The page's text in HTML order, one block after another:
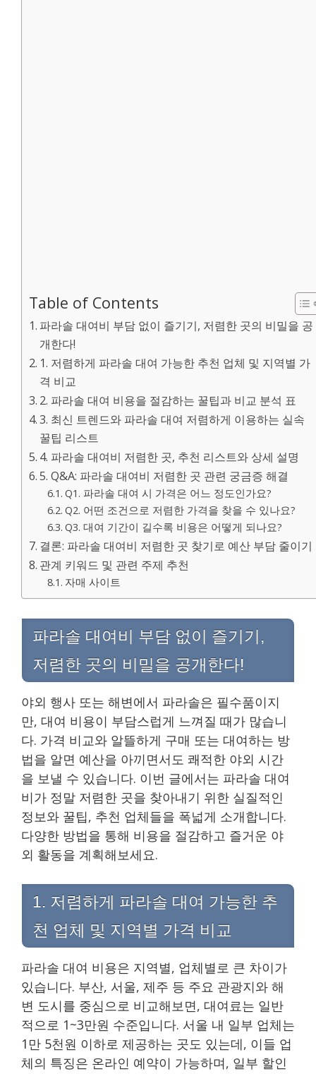
Table of Contents
파라솔 대여비 부담 없이 즐기기, 저렴한 곳의 비밀을 공
개한다!
1. 저렴하게 파라솔 대여 가능한 추천 업체 및 지역별 가
격 비교
2. 파라솔 대여 비용을 절감하는 꿀팁과 비교 분석 표
3. 최신 트렌드와 파라솔 대여 저렴하게 이용하는 실속
꿀팁 리스트
4. 파라솔 대여비 저렴한 곳, 추천 리스트와 상세 설명
5. Q&A: 파라솔 대여비 저렴한 곳 관련 궁금증 해결
Q1. 파라솔 대여 시 가격은 어느 정도인가요?
Q2. 어떤 조건으로 저렴한 가격을 찾을 수 있나요?
Q3. 대여 기간이 길수록 비용은 어떻게 되나요?
결론: 파라솔 대여비 저렴한 곳 찾기로 예산 부담 줄이기
관계 키워드 및 관련 주제 추천
자매 사이트
파라솔 대여비 부담 없이 즐기기,
저렴한 곳의 비밀을 공개한다!
야외 행사 또는 해변에서 파라솔은 필수품이지
만, 대여 비용이 부담스럽게 느껴질 때가 많습니
다. 가격 비교와 알뜰하게 구매 또는 대여하는 방
법을 알면 예산을 아끼면서도 쾌적한 야외 시간
을 보낼 수 있습니다. 이번 글에서는 파라솔 대여
비가 정말 저렴한 곳을 찾아내기 위한 실질적인
정보와 꿀팁, 추천 업체들을 폭넓게 소개합니다.
다양한 방법을 통해 비용을 절감하고 즐거운 야
외 활동을 계획해보세요.
1. 저렴하게 파라솔 대여 가능한 추
천 업체 및 지역별 가격 비교
파라솔 대여 비용은 지역별, 업체별로 큰 차이가
있습니다. 부산, 서울, 제주 등 주요 관광지와 해
변 도시를 중심으로 비교해보면, 대여료는 일반
적으로 1~3만원 수준입니다. 서울 내 일부 업체는
1만 5천원 이하로 제공하는 곳도 있는데, 이들 업
체의 특징은 온라인 예약이 가능하며, 일부 할인